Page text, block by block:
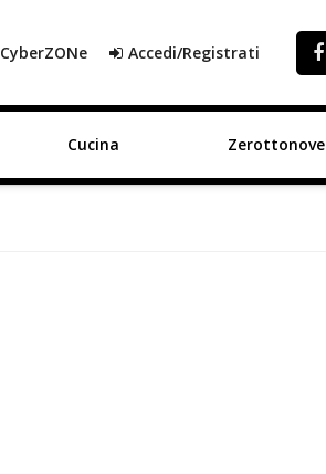
CyberZONe Accedi/Registrati
Cucina Zerottonove